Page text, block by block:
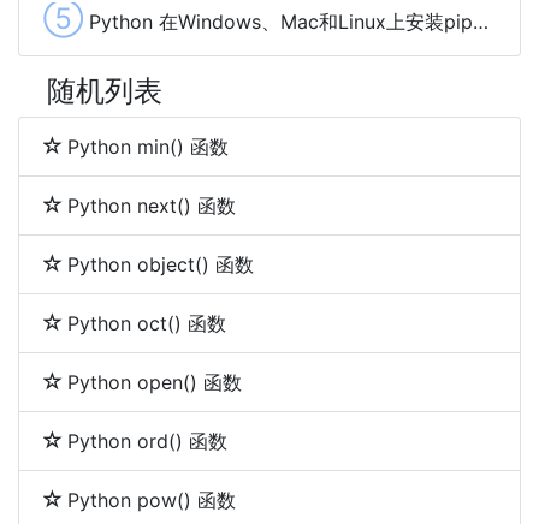
⑤ Python 在Windows、Mac和Linux上安装pip的方法
随机列表
Python min() 函数
Python next() 函数
Python object() 函数
Python oct() 函数
Python open() 函数
Python ord() 函数
Python pow() 函数